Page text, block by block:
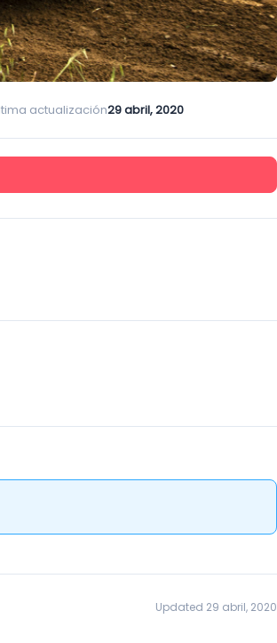
actualización29 abril, 2020
Updated 29 abril, 2020